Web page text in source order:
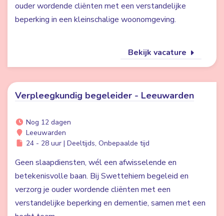
ouder wordende cliënten met een verstandelijke
beperking in een kleinschalige woonomgeving.
Bekijk vacature
Verpleegkundig begeleider - Leeuwarden
Nog 12 dagen
Leeuwarden
24 - 28 uur | Deeltijds, Onbepaalde tijd
Geen slaapdiensten, wél een afwisselende en
betekenisvolle baan. Bij Swettehiem begeleid en
verzorg je ouder wordende cliënten met een
verstandelijke beperking en dementie, samen met een